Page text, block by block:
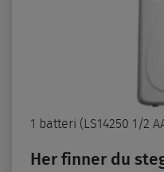
1 batteri (LS14250 1/2
Her finner du